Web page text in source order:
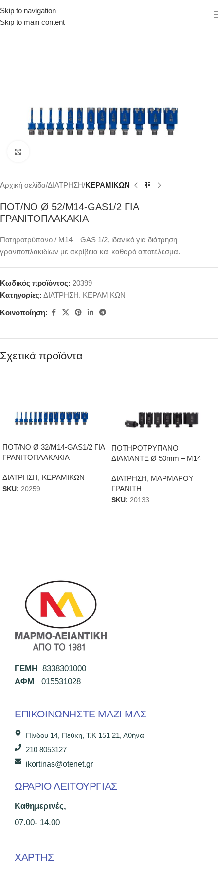
Skip to navigation
Skip to main content
Αρχική σελίδα ΔΙΑΤΡΗΣΗ ΚΕΡΑΜΙΚΩΝ
ΠΟΤ/ΝΟ Ø 52/Μ14-GAS1/2 ΓΙΑ
ΓΡΑΝΙΤΟΠΛΑΚΑΚΙΑ
Ποτηροτρύπανο / M14 – GAS 1/2, ιδανικό για διάτρηση
γρανιτοπλακιδίων με ακρίβεια και καθαρό αποτέλεσμα.
Κωδικός προϊόντος: 20399
Κατηγορίες: ΔΙΑΤΡΗΣΗ, ΚΕΡΑΜΙΚΩΝ
Κοινοποίηση:
Σχετικά προϊόντα
ΠΟΤ/ΝΟ Ø 32/Μ14-GAS1/2 ΓΙΑ
ΓΡΑΝΙΤΟΠΛΑΚΑΚΙΑ
ΔΙΑΤΡΗΣΗ, ΚΕΡΑΜΙΚΩΝ
SKU: 20259
ΠΟΤΗΡΟΤΡΥΠΑΝΟ
ΔΙΑΜΑΝΤΕ Ø 50mm – Μ14
ΔΙΑΤΡΗΣΗ, ΜΑΡΜΑΡΟΥ
ΓΡΑΝΙΤΗ
SKU: 20133
ΓΕΜΗ 8338301000
ΑΦΜ 015531028
ΕΠΙΚΟΙΝΩΝΉΣΤΕ ΜΑΖΊ ΜΑΣ
Πίνδου 14, Πεύκη, Τ.Κ 151 21, Αθήνα
210 8053127
ikortinas@otenet.gr
ΩΡΑΡΙΟ ΛΕΙΤΟΥΡΓΙΑΣ
Καθημερινές,
07.00- 14.00
ΧΑΡΤΗΣ